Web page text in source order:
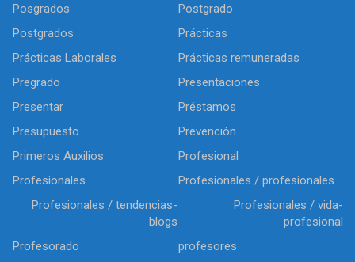
Posgrados
Postgrado
Postgrados
Prácticas
Prácticas Laborales
Prácticas remuneradas
Pregrado
Presentaciones
Presentar
Préstamos
Presupuesto
Prevención
Primeros Auxilios
Profesional
Profesionales
Profesionales / profesionales
Profesionales / tendencias-
blogs
Profesionales / vida-
profesional
Profesorado
profesores